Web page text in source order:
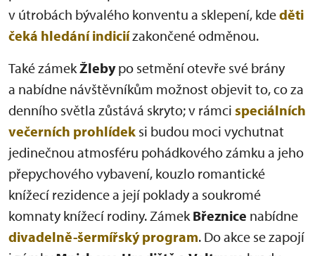
v útrobách bývalého konventu a sklepení, kdeděti
čeká hledání indiciízakončené odměnou.
Také zámekŽlebypo setmění otevře své brány
a nabídne návštěvníkům možnost objevit to, co za
denního světla zůstává skryto; v rámci speciálních
večerních prohlídek si budou moci vychutnat
jedinečnou atmosféru pohádkového zámku a jeho
přepychového vybavení, kouzlo romantické
knížecí rezidence a její poklady a soukromé
komnaty knížecí rodiny. ZámekBřeznice nabídne
divadelně-šermířský program. Do akce se zapojí